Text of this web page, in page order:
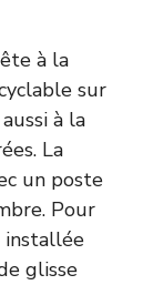
à la
sur
à la
La
un poste
Pour
installée
glisse